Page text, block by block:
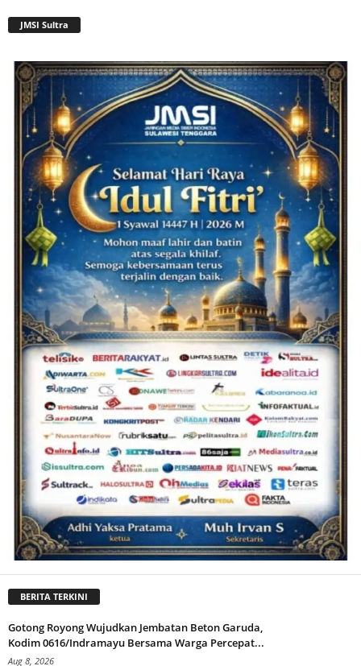
JMSI Sultra
BERITA TERKINI
Gotong Royong Wujudkan Jembatan Beton Garuda,
Kodim 0616/Indramayu Bersama Warga Percepat...
Aug 8, 2026